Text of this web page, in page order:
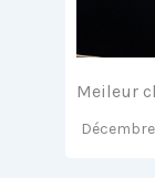
Meileur